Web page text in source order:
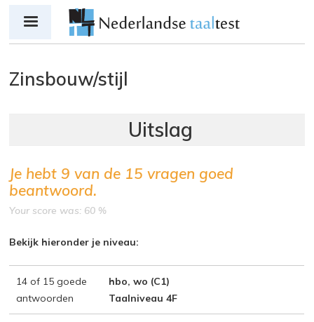
Zinsbouw/stijl
Je hebt9 van de 15 vragen goed
beantwoord.
Your score was: 60 %
Bekijk hieronder je niveau:
14 of 15 goede
antwoorden
hbo, wo (C1)
Taalniveau 4F